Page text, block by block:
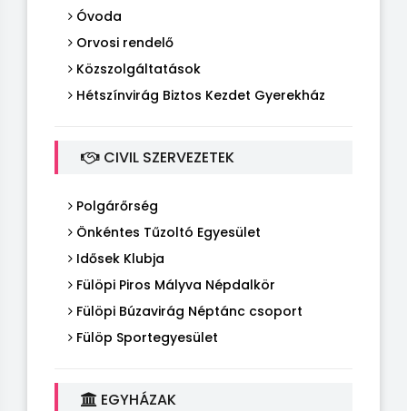
Óvoda
Orvosi rendelő
Közszolgáltatások
Hétszínvirág Biztos Kezdet Gyerekház
CIVIL SZERVEZETEK
Polgárőrség
Önkéntes Tűzoltó Egyesület
Idősek Klubja
Fülöpi Piros Mályva Népdalkör
Fülöpi Búzavirág Néptánc csoport
Fülöp Sportegyesület
EGYHÁZAK